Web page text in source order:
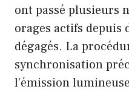
ont passé plusieurs
orages actifs depuis
dégagés. La
synchronisation
l’émission